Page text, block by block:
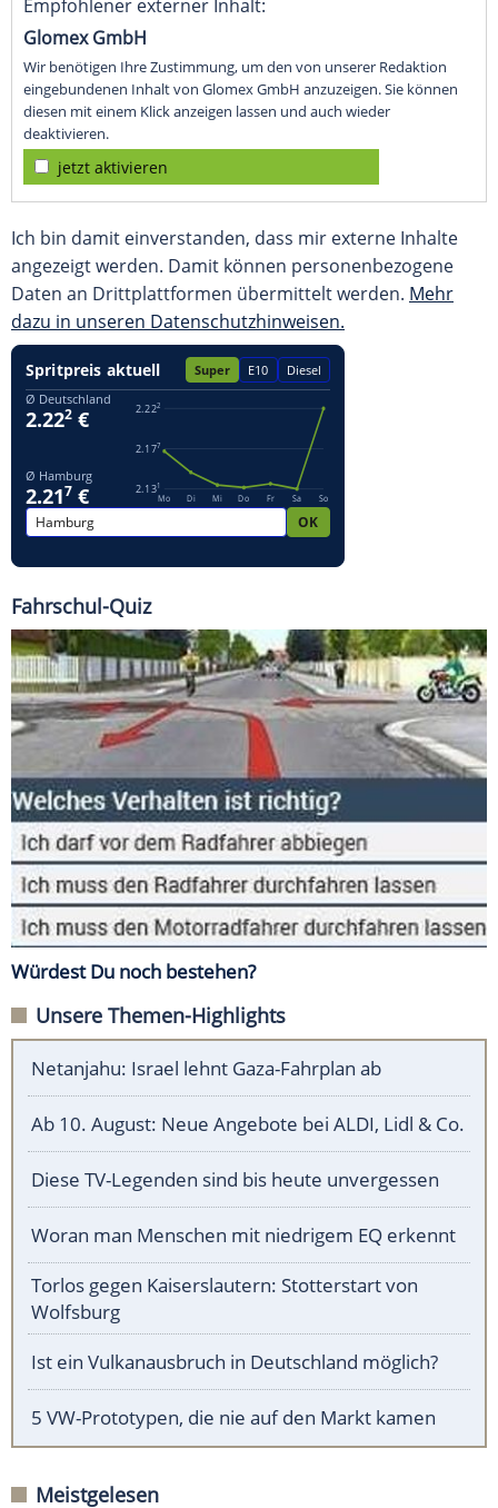
Empfohlener externer Inhalt:
Glomex GmbH
Wir benötigen Ihre Zustimmung, um den von unserer Redaktion
eingebundenen Inhalt von Glomex GmbH anzuzeigen. Sie können
diesen mit einem Klick anzeigen lassen und auch wieder
deaktivieren.
jetzt aktivieren
Ich bin damit einverstanden, dass mir externe Inhalte
angezeigt werden. Damit können personenbezogene
Daten an Drittplattformen übermittelt werden. Mehr
dazu in unseren Datenschutzhinweisen.
Fahrschul-Quiz
Würdest Du noch bestehen?
Unsere Themen-Highlights
Netanjahu: Israel lehnt Gaza-Fahrplan ab
Ab 10. August: Neue Angebote bei ALDI, Lidl & Co.
Diese TV-Legenden sind bis heute unvergessen
Woran man Menschen mit niedrigem EQ erkennt
Torlos gegen Kaiserslautern: Stotterstart von
Wolfsburg
Ist ein Vulkanausbruch in Deutschland möglich?
5 VW-Prototypen, die nie auf den Markt kamen
Meistgelesen